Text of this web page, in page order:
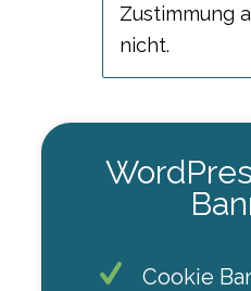
Zustimmung
nicht.
Cookie